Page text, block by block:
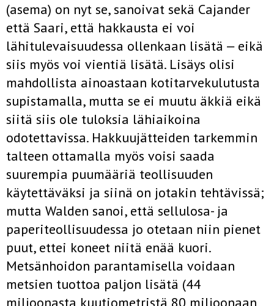
(asema) on nyt se, sanoivat sekä Cajander
että Saari, että hakkausta ei voi
lähitulevaisuudessa ollenkaan lisätä ‒ eikä
siis myös voi vientiä lisätä. Lisäys olisi
mahdollista ainoastaan kotitarvekulutusta
supistamalla, mutta se ei muutu äkkiä eikä
siitä siis ole tuloksia lähiaikoina
odotettavissa. Hakkuujätteiden tarkemmin
talteen ottamalla myös voisi saada
suurempia puumääriä teollisuuden
käytettäväksi ja siinä on jotakin tehtävissä;
mutta Walden sanoi, että sellulosa- ja
paperiteollisuudessa jo otetaan niin pienet
puut, ettei koneet niitä enää kuori.
Metsänhoidon parantamisella voidaan
metsien tuottoa paljon lisätä (44
miljoonasta kuutiometristä 80 miljoonaan